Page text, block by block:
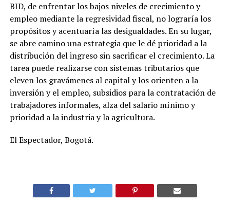
BID, de enfrentar los bajos niveles de crecimiento y
empleo mediante la regresividad fiscal, no lograría los
propósitos y acentuaría las desigualdades. En su lugar,
se abre camino una estrategia que le dé prioridad a la
distribución del ingreso sin sacrificar el crecimiento. La
tarea puede realizarse con sistemas tributarios que
eleven los gravámenes al capital y los orienten a la
inversión y el empleo, subsidios para la contratación de
trabajadores informales, alza del salario mínimo y
prioridad a la industria y la agricultura.
El Espectador, Bogotá.